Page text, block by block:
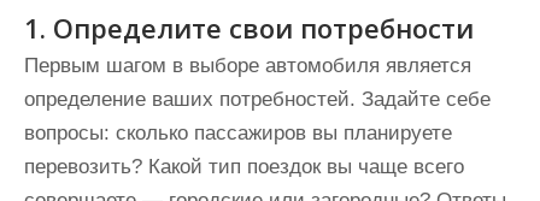
1. Определите свои потребности
Первым шагом в выборе автомобиля является
определение ваших потребностей. Задайте себе
вопросы: сколько пассажиров вы планируете
перевозить? Какой тип поездок вы чаще всего